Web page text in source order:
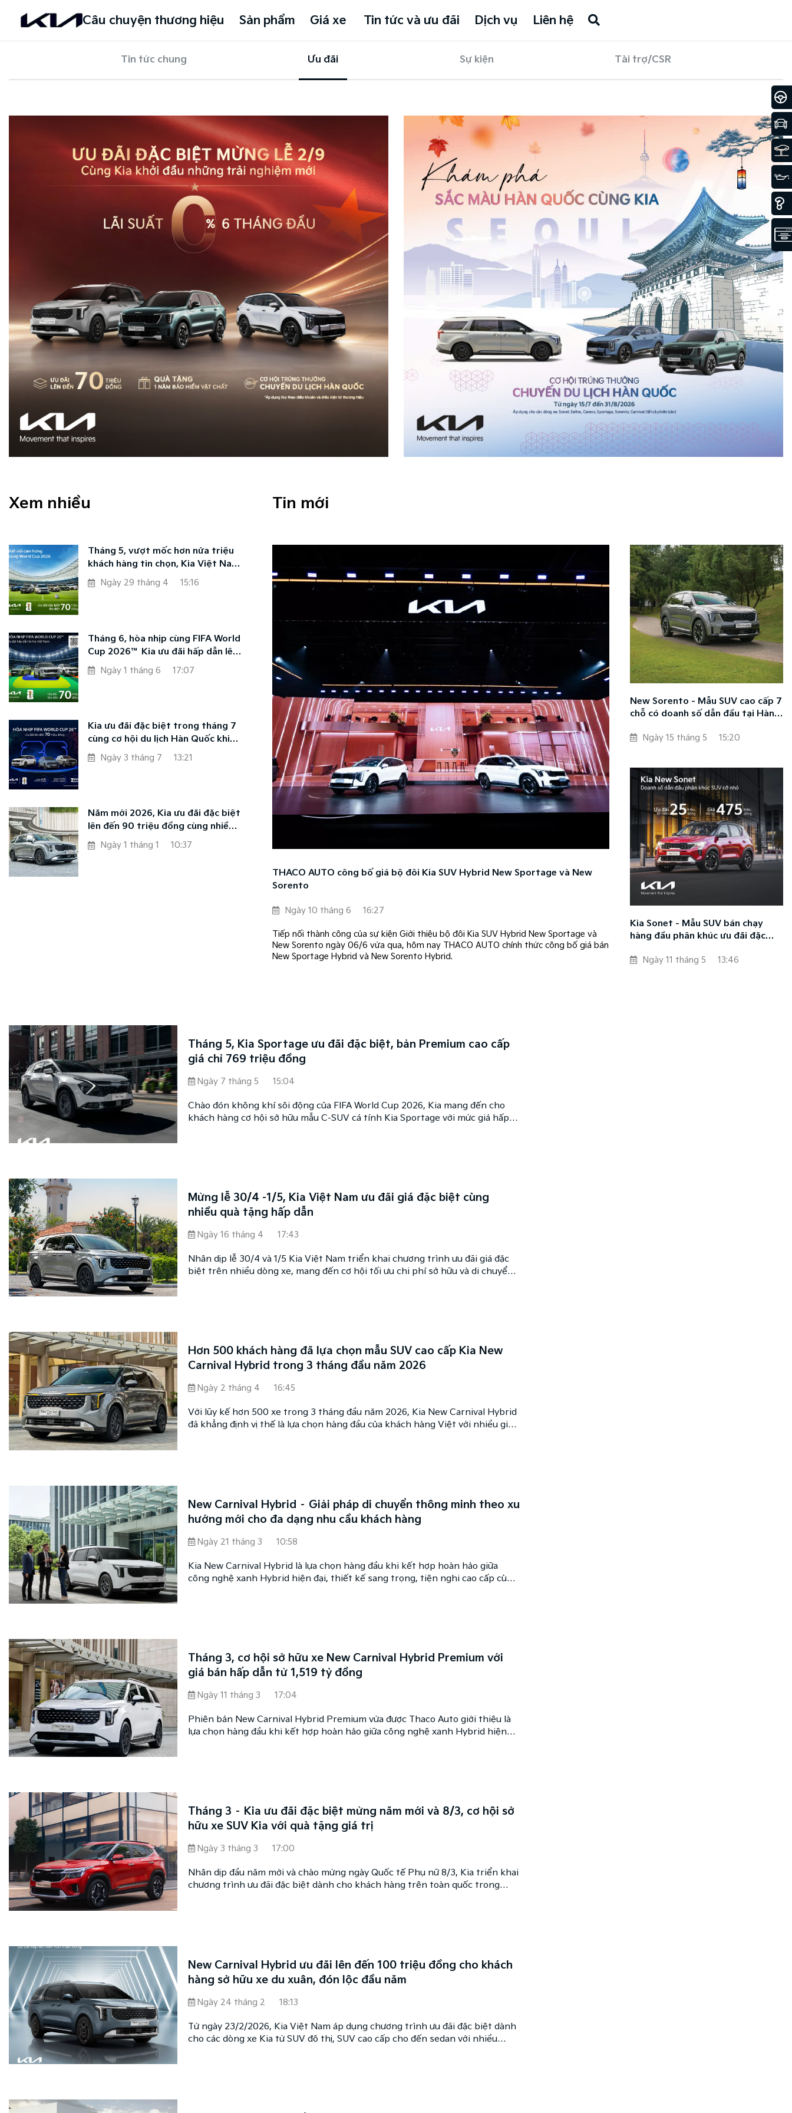
Câu chuyện thương hiệu Sản phẩm Giá xe Tin tức và ưu đãi Dịch vụ Liên hệ
Tin tức chung Ưu đãi Sự kiện Tài trợ/CSR
Ngày 7 tháng 8
Xem nhiều
Tháng 5, vượt mốc hơn nửa triệu
khách hàng tin chọn, Kia Việt Nam
ưu đãi đặc biệt đồng hành cùng
World Cup 2026
Ngày 29 tháng 4 15:16
Tháng 6, hòa nhịp cùng FIFA World
Cup 2026™ Kia ưu đãi hấp dẫn lên
đến 70 triệu đồng
Ngày 1 tháng 6 17:07
Kia ưu đãi đặc biệt trong tháng 7
cùng cơ hội du lịch Hàn Quốc khi
mua xe Kia SUV thế hệ mới
Ngày 3 tháng 7 13:21
Năm mới 2026, Kia ưu đãi đặc biệt
lên đến 90 triệu đồng cùng nhiều
tùy chọn cá nhân hóa đẳng cấp
Ngày 1 tháng 1 10:37
Tin mới
THACO AUTO công bố giá bộ đôi Kia SUV Hybrid New Sportage và New
Sorento
Ngày 10 tháng 6 16:27
Tiếp nối thành công của sự kiện Giới thiệu bộ đôi Kia SUV Hybrid New Sportage và
New Sorento ngày 06/6 vừa qua, hôm nay THACO AUTO chính thức công bố giá bán
New Sportage Hybrid và New Sorento Hybrid.
New Sorento - Mẫu SUV cao cấp 7
chỗ có doanh số dẫn đầu tại Hàn
Ngày 15 tháng 5
15:20
Kia Sonet - Mẫu SUV bán chạy
hàng đầu phân khúc ưu đãi đặc
Ngày 11 tháng 5
13:46
Tháng 5, Kia Sportage ưu đãi đặc biệt, bản Premium cao cấp
giá chỉ 769 triệu đồng
Ngày 7 tháng 5 15:04
Chào đón không khí sôi động của FIFA World Cup 2026, Kia mang đến cho
khách hàng cơ hội sở hữu mẫu C-SUV cá tính Kia Sportage với mức giá hấp
Mừng lễ 30/4 -1/5, Kia Việt Nam ưu đãi giá đặc biệt cùng
nhiều quà tặng hấp dẫn
Ngày 16 tháng 4 17:43
Nhân dịp lễ 30/4 và 1/5 Kia Việt Nam triển khai chương trình ưu đãi giá đặc
biệt trên nhiều dòng xe, mang đến cơ hội tối ưu chi phí sở hữu và di chuyển
Hơn 500 khách hàng đã lựa chọn mẫu SUV cao cấp Kia New
Carnival Hybrid trong 3 tháng đầu năm 2026
Ngày 2 tháng 4 16:45
Với lũy kế hơn 500 xe trong 3 tháng đầu năm 2026, Kia New Carnival Hybrid
đã khẳng định vị thế là lựa chọn hàng đầu của khách hàng Việt với nhiều giá
New Carnival Hybrid – Giải pháp di chuyển thông minh theo xu
hướng mới cho đa dạng nhu cầu khách hàng
Ngày 21 tháng 3 10:58
Kia New Carnival Hybrid là lựa chọn hàng đầu khi kết hợp hoàn hảo giữa
công nghệ xanh Hybrid hiện đại, thiết kế sang trọng, tiện nghi cao cấp cùng
Tháng 3, cơ hội sở hữu xe New Carnival Hybrid Premium với
giá bán hấp dẫn từ 1,519 tỷ đồng
Ngày 11 tháng 3 17:04
Phiên bản New Carnival Hybrid Premium vừa được Thaco Auto giới thiệu là
lựa chọn hàng đầu khi kết hợp hoàn hảo giữa công nghệ xanh Hybrid hiện
Tháng 3 – Kia ưu đãi đặc biệt mừng năm mới và 8/3, cơ hội sở
hữu xe SUV Kia với quà tặng giá trị
Ngày 3 tháng 3 17:00
Nhân dịp đầu năm mới và chào mừng ngày Quốc tế Phụ nữ 8/3, Kia triển khai
chương trình ưu đãi đặc biệt dành cho khách hàng trên toàn quốc trong
New Carnival Hybrid ưu đãi lên đến 100 triệu đồng cho khách
hàng sở hữu xe du xuân, đón lộc đầu năm
Ngày 24 tháng 2 18:13
Từ ngày 23/2/2026, Kia Việt Nam áp dụng chương trình ưu đãi đặc biệt dành
cho các dòng xe Kia từ SUV đô thị, SUV cao cấp cho đến sedan với nhiều